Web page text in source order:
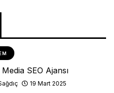
SEO Ajansı
19 Mart 2025